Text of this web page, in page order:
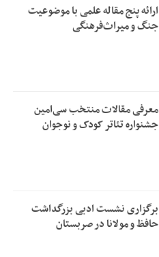
ارائه پنج مقاله علمی با موضوعیت
جنگ و میراث‌فرهنگی
معرفی مقالات منتخب سی‌امین
جشنواره تئاتر کودک و نوجوان
برگزاری نشست ادبی بزرگداشت
حافظ و مولانا در صربستان